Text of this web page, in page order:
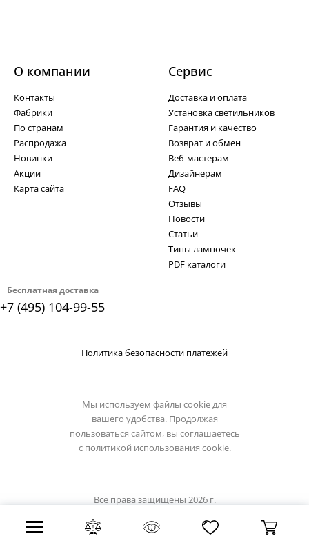
Бесплатная доставка
+7 (495) 104-99-55
О компании
Контакты
Фабрики
По странам
Распродажа
Новинки
Акции
Карта сайта
Cервис
Доставка и оплата
Установка светильников
Гарантия и качество
Возврат и обмен
Веб-мастерам
Дизайнерам
FAQ
Отзывы
Новости
Статьи
Типы лампочек
PDF каталоги
Политика безопасности платежей
Мы используем файлы cookie для
вашего удобства. Продолжая
пользоваться сайтом, вы соглашаетесь
с политикой использования cookie.
Все права защищены 2026 г.